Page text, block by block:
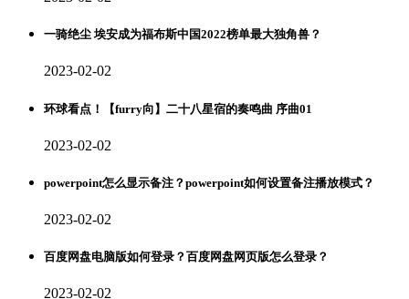
一骑绝尘 埃安成为福布斯中国2022榜单最大独角兽？
2023-02-02
环球看点！【furry向】二十八星宿的奏鸣曲 序曲01
2023-02-02
powerpoint怎么显示备注？powerpoint如何设置备注播放模式？
2023-02-02
百度网盘电脑版如何登录？百度网盘网页版怎么登录？
2023-02-02